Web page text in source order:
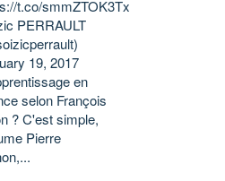
t.co/smmZTOK3Tx
PERRAULT
19, 2017
en
selon François
? C'est simple,
Pierre